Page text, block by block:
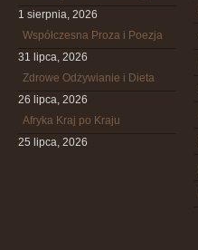
1 sierpnia, 2026
Współczesna Proza i Poezja
31 lipca, 2026
Zdrowe Odżywianie i Dieta
26 lipca, 2026
Afryka Kraj po Kraju
25 lipca, 2026